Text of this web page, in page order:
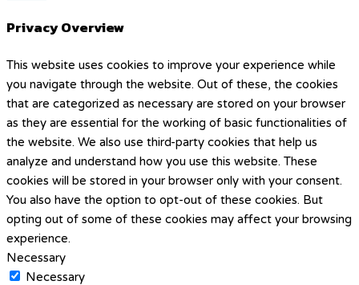
Privacy Overview
This website uses cookies to improve your experience while
you navigate through the website. Out of these, the cookies
that are categorized as necessary are stored on your browser
as they are essential for the working of basic functionalities of
the website. We also use third-party cookies that help us
analyze and understand how you use this website. These
cookies will be stored in your browser only with your consent.
You also have the option to opt-out of these cookies. But
opting out of some of these cookies may affect your browsing
experience.
Necessary
Necessary